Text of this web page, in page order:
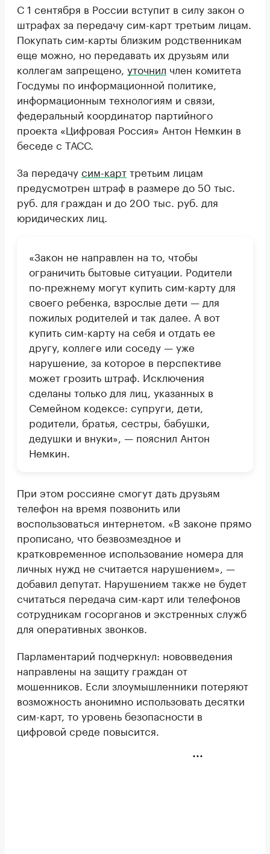
С 1 сентября в России вступит в силу закон о
штрафах за передачу сим-карт третьим лицам.
Покупать сим-карты близким родственникам
еще можно, но передавать их друзьям или
коллегам запрещено, уточнил член комитета
Госдумы по информационной политике,
информационным технологиям и связи,
федеральный координатор партийного
проекта «Цифровая Россия» Антон Немкин в
беседе с ТАСС.
За передачусим-карттретьим лицам
предусмотрен штраф в размере до 50 тыс.
руб. для граждан и до 200 тыс. руб. для
юридических лиц.
«Закон не направлен на то, чтобы
ограничить бытовые ситуации. Родители
по-прежнему могут купить сим-карту для
своего ребенка, взрослые дети — для
пожилых родителей и так далее. А вот
купить сим-карту на себя и отдать ее
другу, коллеге или соседу — уже
нарушение, за которое в перспективе
может грозить штраф. Исключения
сделаны только для лиц, указанных в
Семейном кодексе: супруги, дети,
родители, братья, сестры, бабушки,
дедушки и внуки», — пояснил Антон
Немкин.
При этом россияне смогут дать друзьям
телефон на время позвонить или
воспользоваться интернетом. «В законе прямо
прописано, что безвозмездное и
кратковременное использование номера для
личных нужд не считается нарушением», —
добавил депутат. Нарушением также не будет
считаться передача сим-карт или телефонов
сотрудникам госорганов и экстренных служб
для оперативных звонков.
Парламентарий подчеркнул: нововведения
направлены на защиту граждан от
мошенников. Если злоумышленники потеряют
возможность анонимно использовать десятки
сим-карт, то уровень безопасности в
цифровой среде повысится.